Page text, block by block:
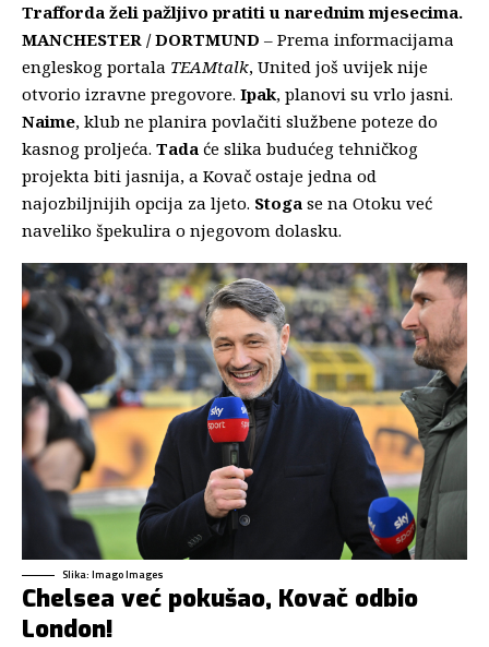
Trafforda želi pažljivo pratiti u narednim mjesecima.
MANCHESTER / DORTMUND – Prema informacijama
engleskog portala TEAMtalk, United još uvijek nije
otvorio izravne pregovore. Ipak, planovi su vrlo jasni.
Naime, klub ne planira povlačiti službene poteze do
kasnog proljeća. Tada će slika budućeg tehničkog
projekta biti jasnija, a Kovač ostaje jedna od
najozbiljnijih opcija za ljeto. Stoga se na Otoku već
naveliko špekulira o njegovom dolasku.
Slika: Imago Images
Chelsea već pokušao, Kovač odbio
London!